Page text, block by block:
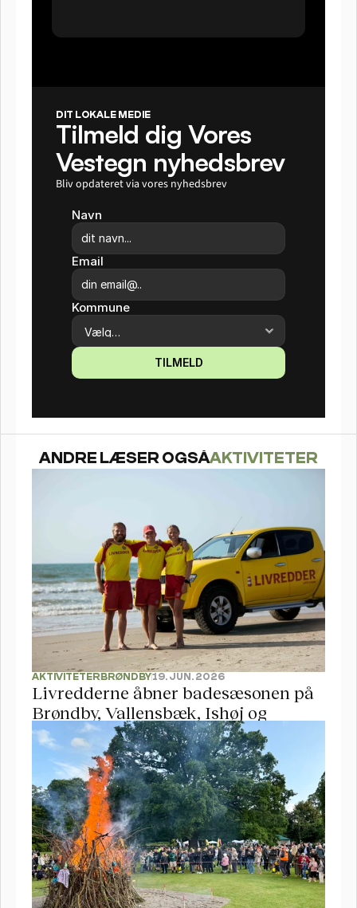
DIT LOKALE MEDIE
Tilmeld dig Vores
Vestegn nyhedsbrev
Bliv opdateret via vores nyhedsbrev
Navn
Email
Kommune
TILMELD
ANDRE LÆSER OGSÅAKTIVITETER
AKTIVITETER BRØNDBY19. JUN. 2026
Livredderne åbner badesæsonen på
Brøndby, Vallensbæk, Ishøj og
Hundige Strand